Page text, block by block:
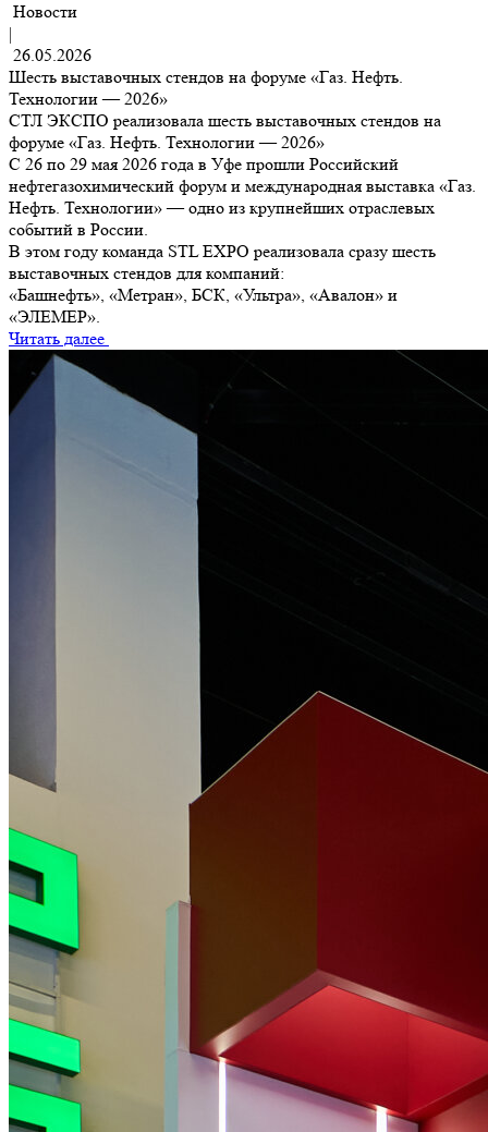
Новости
|
26.05.2026
Шесть выставочных стендов на форуме «Газ. Нефть.
Технологии — 2026»
СТЛ ЭКСПО реализовала шесть выставочных стендов на
форуме «Газ. Нефть. Технологии — 2026»
С 26 по 29 мая 2026 года в Уфе прошли Российский
нефтегазохимический форум и международная выставка «Газ.
Нефть. Технологии» — одно из крупнейших отраслевых
событий в России.
В этом году команда STL EXPO реализовала сразу шесть
выставочных стендов для компаний:
«Башнефть», «Метран», БСК, «Ультра», «Авалон» и
«ЭЛЕМЕР».
Читать далее